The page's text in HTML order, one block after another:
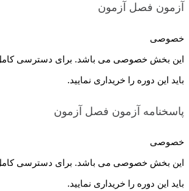
آزمون فصل آزمون
خصوصی
این بخش خصوصی می باشد. برای دسترسی
باید این دوره را خریداری نمایید.
پاسخنامه آزمون فصل آزمون
خصوصی
این بخش خصوصی می باشد. برای دسترسی
باید این دوره را خریداری نمایید.